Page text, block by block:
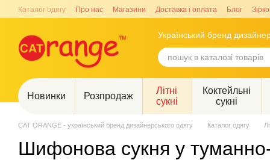
Перейти до основного контенту
Каталог одягу Про нас Магазини Доставка і оплата Блог
Український бренд
Новинки Розпродаж
Літні
сукні
Коктейльні
сукні
CAT ORANGE - український бренд дизайнерського одягу Каталог одягу
Шифонова сукня у